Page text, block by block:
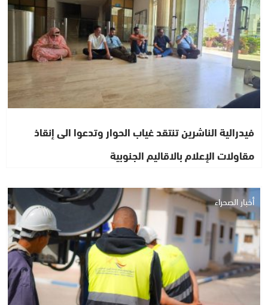
فيدرالية الناشرين تنتقد غياب الحوار وتدعوا الى إنقاذ
مقاولات الإعلام بالاقاليم الجنوبية
أخبار الصحراء